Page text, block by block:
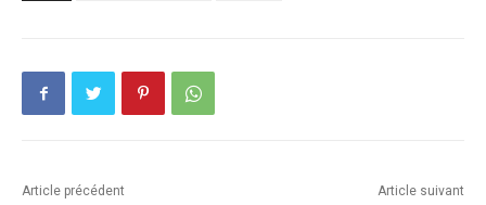
Article précédent Article suivant